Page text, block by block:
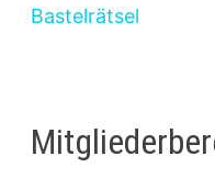
Bastelrätsel